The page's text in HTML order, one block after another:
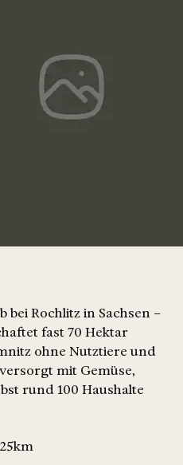
bei Rochlitz in Sachsen –
fast 70 Hektar
ohne Nutztiere und
mit Gemüse,
rund 100 Haushalte